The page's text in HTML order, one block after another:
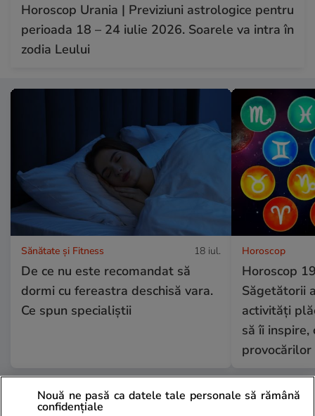
Horoscop Urania | Previziuni astrologice pentru
perioada 18 – 24 iulie 2026. Soarele va intra în
zodia Leului
Sănătate și Fitness 18 iul.
De ce nu este recomandat să
dormi cu fereastra deschisă vara.
Ce spun specialiștii
Horoscop
Horoscop
Săgetătorii
activități
să îi inspire,
provocărilor
Horoscop 18 iul.
Nouă ne pasă ca datele tale personale să rămână
confidențiale